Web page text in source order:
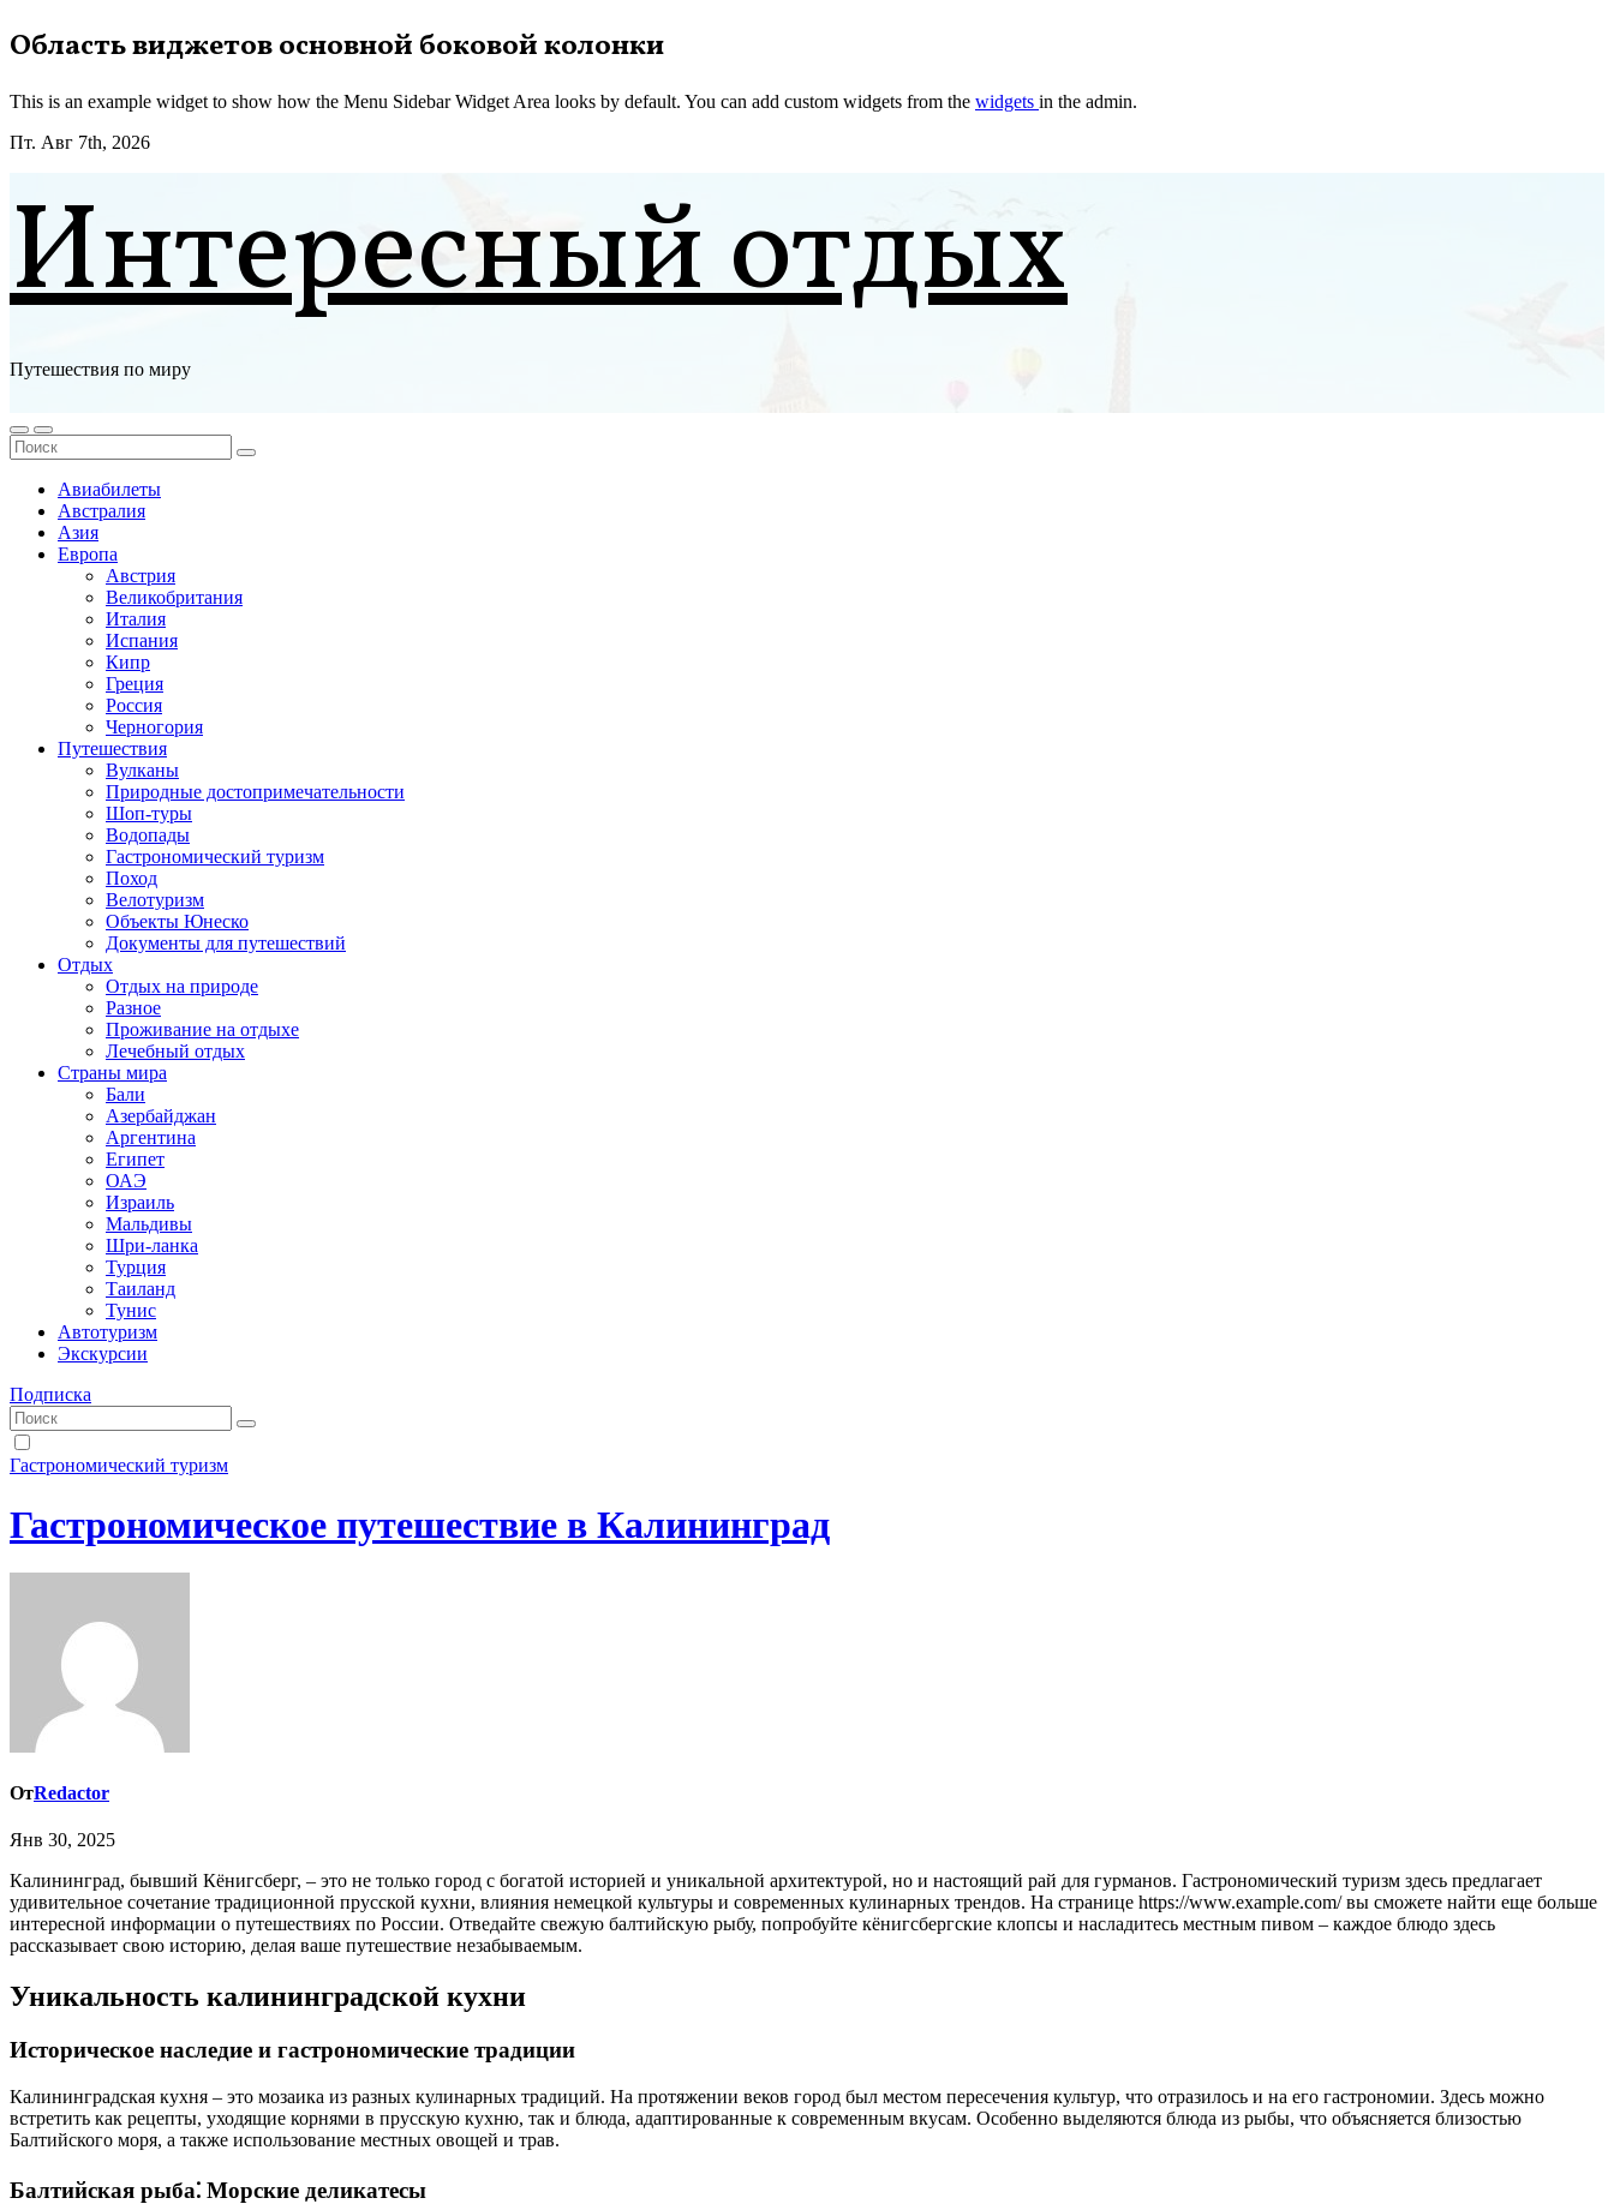
Перейти
к
Область виджетов основной боковой колонки
This is an example widget to show how the Menu Sidebar Widget Area looks by default. You can add custom widgets from the widgets in the admin.
Пт. Авг 7th, 2026
Интересный отдых
Путешествия по миру
Авиабилеты
Австралия
Азия
Европа
Австрия
Великобритания
Италия
Испания
Кипр
Греция
Россия
Черногория
Путешествия
Вулканы
Природные достопримечательности
Шоп-туры
Водопады
Гастрономический туризм
Поход
Велотуризм
Объекты Юнеско
Документы для путешествий
Отдых
Отдых на природе
Разное
Проживание на отдыхе
Лечебный отдых
Страны мира
Бали
Азербайджан
Аргентина
Египет
ОАЭ
Израиль
Мальдивы
Шри-ланка
Турция
Таиланд
Тунис
Автотуризм
Экскурсии
Подписка
Гастрономический туризм
Гастрономическое путешествие в Калининград
ОтRedactor
Янв 30, 2025
Калининград, бывший Кёнигсберг, – это не только город с богатой историей и уникальной архитектурой, но и настоящий рай для гурманов. Гастрономический туризм здесь предлагает
удивительное сочетание традиционной прусской кухни, влияния немецкой культуры и современных кулинарных трендов. На странице https://www.example.com/ вы сможете найти еще больше
интересной информации о путешествиях по России. Отведайте свежую балтийскую рыбу, попробуйте кёнигсбергские клопсы и насладитесь местным пивом – каждое блюдо здесь
рассказывает свою историю, делая ваше путешествие незабываемым.
Уникальность калининградской кухни
Историческое наследие и гастрономические традиции
Калининградская кухня – это мозаика из разных кулинарных традиций. На протяжении веков город был местом пересечения культур, что отразилось и на его гастрономии. Здесь можно
встретить как рецепты, уходящие корнями в прусскую кухню, так и блюда, адаптированные к современным вкусам. Особенно выделяются блюда из рыбы, что объясняется близостью
Балтийского моря, а также использование местных овощей и трав.
Балтийская рыба⁚ Морские деликатесы